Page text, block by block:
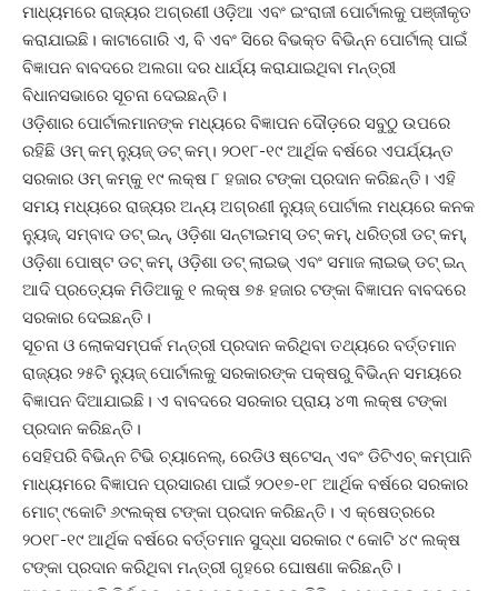
ମାଧ୍ୟମରେ ରାଜ୍ୟର ଅଗ୍ରଣୀ ଓଡ଼ିଆ ଏବଂ ଇଂରାଜୀ ପୋର୍ଟାଲକୁ ପଞ୍ଜୀକୃତ
କରାଯାଇଛି। କାଟାଗୋରି ଏ, ବି ଏବଂ ସିରେ ବିଭକ୍ତ ବିଭିନ୍ନ ପୋର୍ଟାଲ୍‌ ପାଇଁ
ବିଜ୍ଞାପନ ବାବଦରେ ଅଲଗା ଦର ଧାର୍ଯ୍ୟ କରାଯାଇଥିବା ମନ୍ତ୍ରୀ
ବିଧାନସଭାରେ ସୂଚନା ଦେଇଛନ୍ତି।
ଓଡ଼ିଶାର ପୋର୍ଟାଲମାନଙ୍କ ମଧ୍ୟରେ ବିଜ୍ଞାପନ ଦୌଡ଼ରେ ସବୁଠୁ ଉପରେ
ରହିଛି ଓମ୍‌ କମ୍ ନ୍ୟୁଜ୍ ଡଟ୍ କମ୍। ୨୦୧୮-୧୯ ଆର୍ଥିକ ବର୍ଷରେ ଏପର୍ଯ୍ୟନ୍ତ
ସରକାର ଓମ୍‌ କମ୍‌କୁ ୧୯ ଲକ୍ଷ ୮ ହଜାର ଟଙ୍କା ପ୍ରଦାନ କରିଛନ୍ତି। ଏହି
ସମୟ ମଧ୍ୟରେ ରାଜ୍ୟର ଅନ୍ୟ ଅଗ୍ରଣୀ ନ୍ୟୁଜ୍ ପୋର୍ଟାଲ ମଧ୍ୟରେ କନକ
ନ୍ୟୁଜ୍, ସମ୍ବାଦ ଡଟ୍ ଇନ୍, ଓଡ଼ିଶା ସନ୍‌ଟାଇମସ୍ ଡଟ୍ କମ୍, ଧରିତ୍ରୀ ଡଟ୍ କମ୍,
ଓଡ଼ିଶା ପୋଷ୍ଟ ଡଟ୍ କମ୍, ଓଡ଼ିଶା ଡଟ୍ ଲାଇଭ୍ ଏବଂ ସମାଜ ଲାଇଭ୍ ଡଟ୍ ଇନ୍
ଆଦି ପ୍ରତ୍ୟେକ ମିଡିଆକୁ ୧ ଲକ୍ଷ ୭୫ ହଜାର ଟଙ୍କା ବିଜ୍ଞାପନ ବାବଦରେ
ସରକାର ଦେଇଛନ୍ତି।
ସୂଚନା ଓ ଲୋକସମ୍ପର୍କ ମନ୍ତ୍ରୀ ପ୍ରଦାନ କରିଥିବା ତଥ୍ୟରେ ବର୍ତ୍ତମାନ
ରାଜ୍ୟର ୨୫ଟି ନ୍ୟୁଜ୍ ପୋର୍ଟାଲକୁ ସରକାରଙ୍କ ପକ୍ଷରୁ ବିଭିନ୍ନ ସମୟରେ
ବିଜ୍ଞାପନ ଦିଆଯାଇଛି। ଏ ବାବଦରେ ସରକାର ପ୍ରାୟ ୪୩ ଲକ୍ଷ ଟଙ୍କା
ପ୍ରଦାନ କରିଛନ୍ତି।
ସେହିପରି ବିଭିନ୍ନ ଟିଭି ଚ୍ୟାନେଲ୍, ରେଡିଓ ଷ୍ଟେସନ୍ ଏବଂ ଡିଟିଏଚ୍ କମ୍ପାନି
ମାଧ୍ୟମରେ ବିଜ୍ଞାପନ ପ୍ରସାରଣ ପାଇଁ ୨୦୧୭-୧୮ ଆର୍ଥିକ ବର୍ଷରେ ସରକାର
ମୋଟ୍ ୯କୋଟି ୬୯ଲକ୍ଷ ଟଙ୍କା ପ୍ରଦାନ କରିଛନ୍ତି। ଏ କ୍ଷେତ୍ରରେ
୨୦୧୮-୧୯ ଆର୍ଥିକ ବର୍ଷରେ ବର୍ତ୍ତମାନ ସୁଦ୍ଧା ସରକାର ୯ କୋଟି ୪୯ ଲକ୍ଷ
ଟଙ୍କା ପ୍ରଦାନ କରିଥିବା ମନ୍ତ୍ରୀ ଗୃହରେ ଘୋଷଣା କରିଛନ୍ତି।